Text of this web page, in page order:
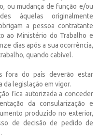
ou mudança de função e/ou
àquelas originalmente
a pessoa contratante
ao Ministério do Trabalho e
dias após a sua ocorrência,
quando cabível.
fora do país deverão estar
legislação em vigor.
fica autorizada a conceder
da consularização e
produzido no exterior,
de decisão de pedido de